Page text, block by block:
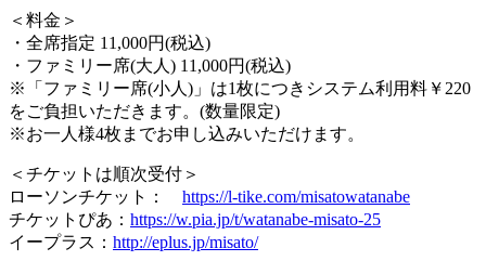
＜料金＞
・全席指定 11,000円(税込)
・ファミリー席(大人) 11,000円(税込)
※「ファミリー席(小人)」は1枚につきシステム利用料￥220
をご負担いただきます。(数量限定)
※お一人様4枚までお申し込みいただけます。
＜チケットは順次受付＞
ローソンチケット： https://l-tike.com/misatowatanabe
チケットぴあ： https://w.pia.jp/t/watanabe-misato-25
イープラス： http://eplus.jp/misato/